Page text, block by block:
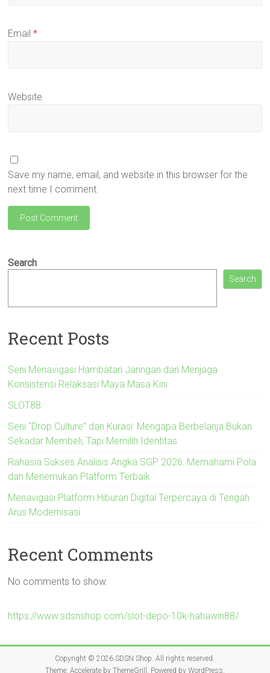
Email*
Website
Save my name, email, and website in this browser for the
next time I comment.
Search
Search
Recent Posts
Seni Menavigasi Hambatan Jaringan dan Menjaga
Konsistensi Relaksasi Maya Masa Kini
SLOT88
Seni “Drop Culture” dan Kurasi: Mengapa Berbelanja Bukan
Sekadar Membeli, Tapi Memilih Identitas
Rahasia Sukses Analisis Angka SGP 2026: Memahami Pola
dan Menemukan Platform Terbaik
Menavigasi Platform Hiburan Digital Terpercaya di Tengah
Arus Modernisasi
Recent Comments
No comments to show.
https://www.sdsnshop.com/slot-depo-10k-hahawin88/
Copyright © 2026SDSN Shop . All rights reserved.
Theme: Accelerateby ThemeGrill. Powered by WordPress